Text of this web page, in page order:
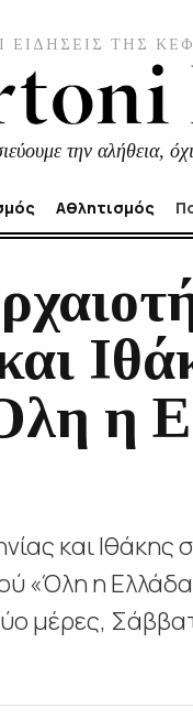
ΕΙΔΗΣΕΙΣ ΤΗΣ
την αλήθεια,
Αθλητισμός
η
και Ιθάκης
«Όλη η
μέρες,